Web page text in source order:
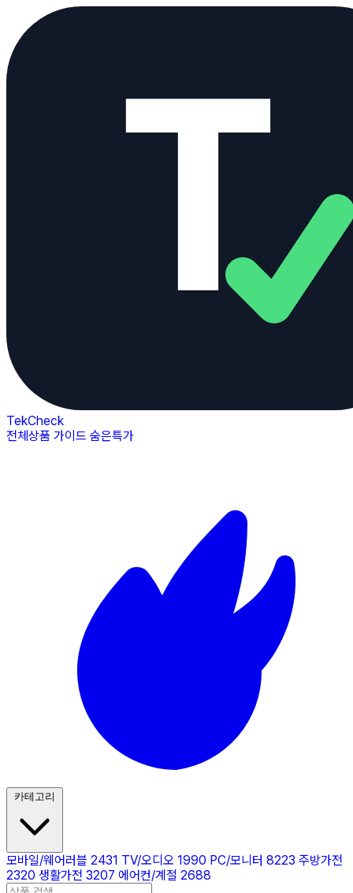
TekCheck
전체상품 가이드 숨은특가
카테고리
모바일/웨어러블 2431 TV/오디오 1990 PC/모니터 8223 주방가전
2320 생활가전 3207 에어컨/계절 2688